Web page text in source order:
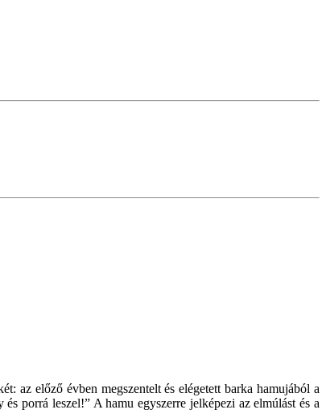
az előző évben megszentelt és elégetett barka hamujából a
porrá leszel!” A hamu egyszerre jelképezi az elmúlást és a